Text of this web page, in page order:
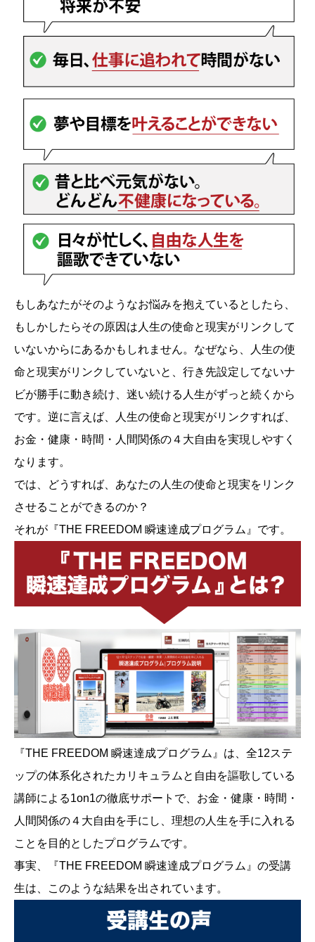
もしあなたがそのようなお悩みを抱えているとしたら、
もしかしたらその原因は人生の使命と現実がリンクして
いないからにあるかもしれません。なぜなら、人生の使
命と現実がリンクしていないと、行き先設定してないナ
ビが勝手に動き続け、迷い続ける人生がずっと続くから
です。逆に言えば、人生の使命と現実がリンクすれば、
お金・健康・時間・人間関係の４大自由を実現しやすく
なります。
では、どうすれば、あなたの人生の使命と現実をリンク
させることができるのか？
それが『THE FREEDOM 瞬速達成プログラム』です。
『THE FREEDOM 瞬速達成プログラム』は、全12ステ
ップの体系化されたカリキュラムと自由を謳歌している
講師による1on1の徹底サポートで、お金・健康・時間・
人間関係の４大自由を手にし、理想の人生を手に入れる
ことを目的としたプログラムです。
事実、『THE FREEDOM 瞬速達成プログラム』の受講
生は、このような結果を出されています。